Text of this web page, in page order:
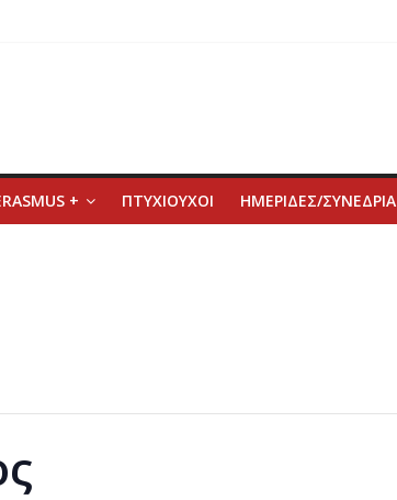
+ ΠΤΥΧΙΟΥΧΟΙ ΗΜΕΡΙΔΕΣ/ΣΥΝΕΔΡΙΑ